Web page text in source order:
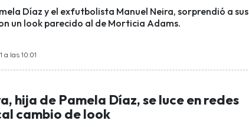
Díaz y el exfutbolista Manuel Neira, sorprendió a sus
un look parecido al de Morticia Adams.
a las 10:01
hija de Pamela Díaz, se luce en redes
cambio de look